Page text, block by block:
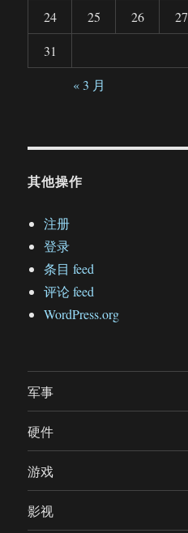
24
25 26 27
31
« 3 月
其他操作
注册
登录
条目 feed
评论 feed
WordPress.org
军事
硬件
游戏
影视